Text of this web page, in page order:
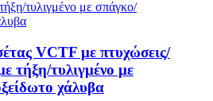
VCTF με πτυχώσεις/
τήξη/τυλιγμένο με
χάλυβα